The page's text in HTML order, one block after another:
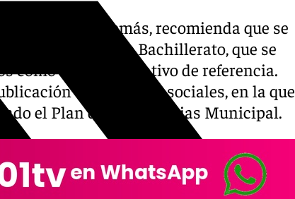
además, recomienda que se
de la ESO y de Bachillerato, que se
como centro educativo de referencia.
en sus redes sociales, en la que
el Plan de Emergencias Municipal.